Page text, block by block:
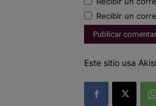
Recibir un
Este sitio usa